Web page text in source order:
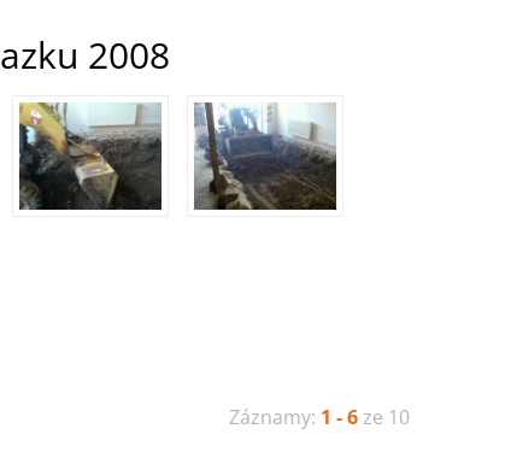
2008
Záznamy: 1 - 6ze 10